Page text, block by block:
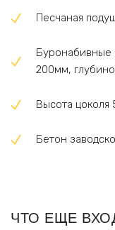
Песчаная
Буронабивные
200мм,
Высота
Бетон
ЧТО ЕЩЕ